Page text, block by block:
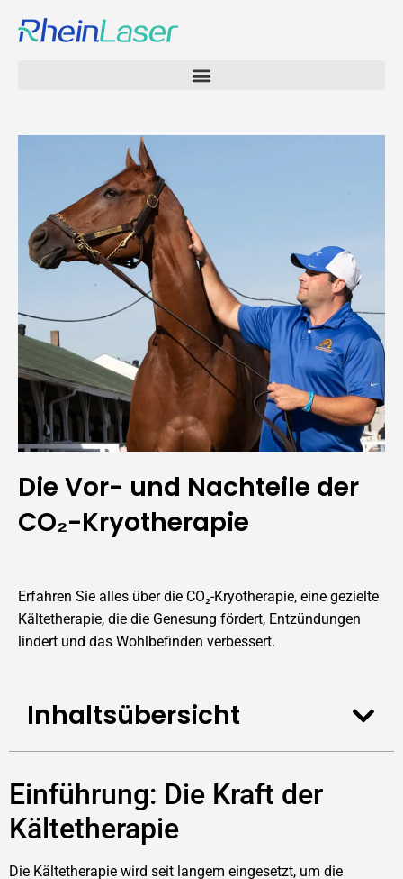
Die Vor- und Nachteile der
CO₂-Kryotherapie
Erfahren Sie alles über die CO₂-Kryotherapie, eine gezielte
Kältetherapie, die die Genesung fördert, Entzündungen
lindert und das Wohlbefinden verbessert.
Inhaltsübersicht
Einführung: Die Kraft der
Kältetherapie
Die Kältetherapie wird seit langem eingesetzt, um die